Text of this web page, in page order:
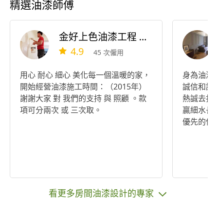
精選油漆師傅
金好上色油漆工程 ：陳俊義
4.9 45 次僱用
用心 耐心 細心 美化每一個溫暖的家，
開始經營油漆施工時間：（2015年）
謝謝大家 對 我們的支持 與 照顧 。款
項可分兩次 或 三次取。
身為油漆
誠信和讓
熱誠去打
贏細水長
優先的信
看更多房間油漆設計的專家